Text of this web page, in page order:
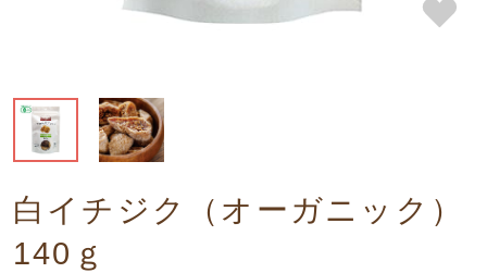
白イチジク（オーガニック）
140ｇ